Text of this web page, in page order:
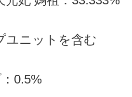
ユニットを含む
0.5%